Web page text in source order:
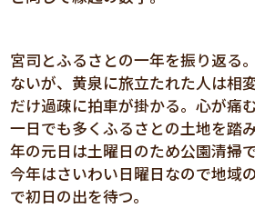
宮司とふるさとの一年を振り返る
ないが、黄泉に旅立たれた人は相
だけ過疎に拍車が掛かる。心が痛
一日でも多くふるさとの土地を踏
年の元日は土曜日のため公園清掃
今年はさいわい日曜日なので地域
で初日の出を待つ。